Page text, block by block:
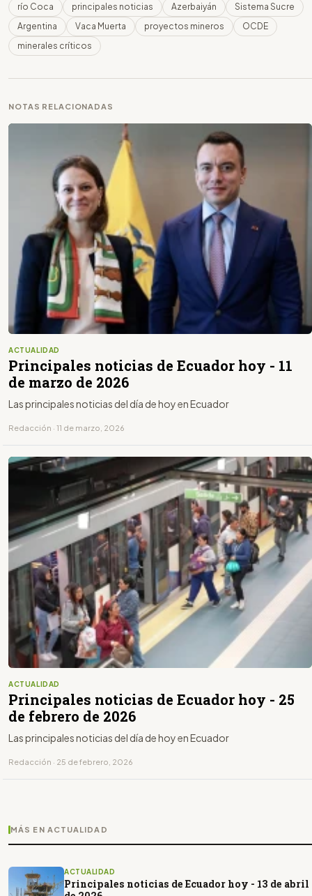
río Coca
principales noticias Azerbaiyán
Sistema Sucre
Argentina
Vaca Muerta proyectos mineros
OCDE
minerales críticos
NOTAS RELACIONADAS
ACTUALIDAD
Principales noticias de Ecuador hoy - 11
de marzo de 2026
Las principales noticias del día de hoy en Ecuador
Redacción · 11 de marzo, 2026
ACTUALIDAD
Principales noticias de Ecuador hoy - 25
de febrero de 2026
Las principales noticias del día de hoy en Ecuador
Redacción · 25 de febrero, 2026
MÁS EN ACTUALIDAD
ACTUALIDAD
Principales noticias de Ecuador hoy - 13 de abril